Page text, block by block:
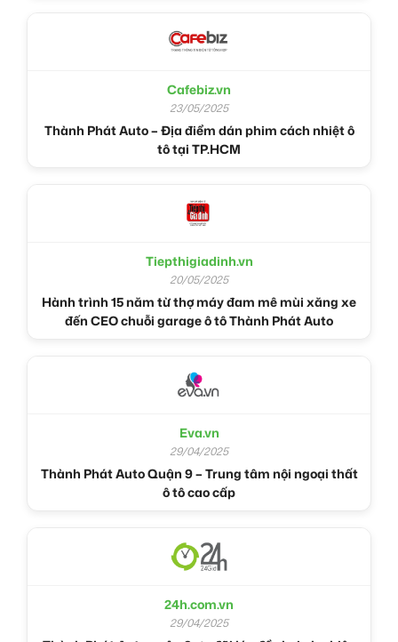
Cafebiz.vn
23/05/2025
Thành Phát Auto – Địa điểm dán phim cách nhiệt ô
tô tại TP.HCM
Tiepthigiadinh.vn
20/05/2025
Hành trình 15 năm từ thợ máy đam mê mùi xăng xe
đến CEO chuỗi garage ô tô Thành Phát Auto
Eva.vn
29/04/2025
Thành Phát Auto Quận 9 – Trung tâm nội ngoại thất
ô tô cao cấp
24h.com.vn
29/04/2025